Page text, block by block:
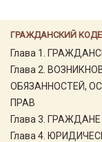
ГРАЖДАНСКИЙ
Глава 1.
Глава 2.
ОБЯЗАННОСТЕЙ,
ПРАВ
Глава 3.
Глава 4.